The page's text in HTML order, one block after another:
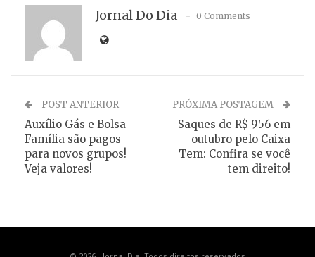
Jornal Do Dia 0 Comments
POST ANTERIOR
Auxílio Gás e Bolsa
Família são pagos
para novos grupos!
Veja valores!
PRÓXIMA POSTAGEM
Saques de R$ 956 em
outubro pelo Caixa
Tem: Confira se você
tem direito!